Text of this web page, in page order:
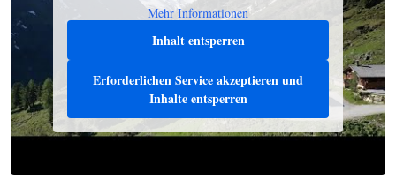
Mehr Informationen
Inhalt entsperren
Erforderlichen Service akzeptieren und
Inhalte entsperren